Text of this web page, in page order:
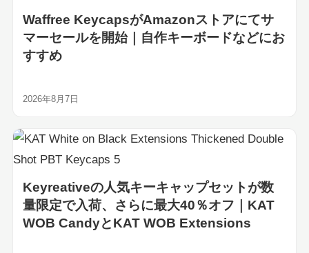
Waffree KeycapsがAmazonストアにてサ
マーセールを開始｜自作キーボードなどにお
すすめ
2026年8月7日
Keyreativeの人気キーキャップセットが数
量限定で入荷、さらに最大40％オフ｜KAT
WOB CandyとKAT WOB Extensions